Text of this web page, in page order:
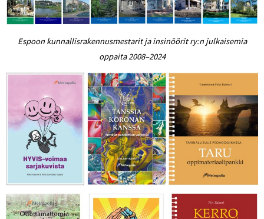
Espoon kunnallisrakennusmestarit ja insinöörit ry:n julkaisemia
oppaita 2008–2024